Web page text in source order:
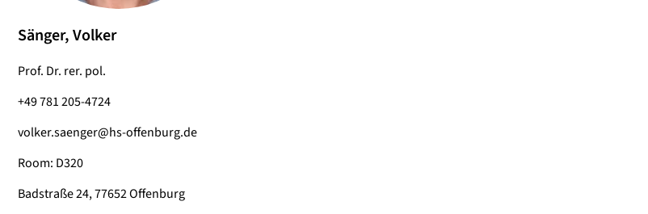
Sänger, Volker
Prof. Dr. rer. pol.
+49 781 205-4724
volker.saenger@hs-offenburg.de
Room: D320
Badstraße 24, 77652 Offenburg